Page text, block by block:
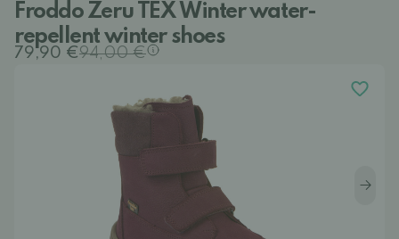
Froddo Zeru TEX Winter water-
repellent winter shoes
79,90 €94,00 €